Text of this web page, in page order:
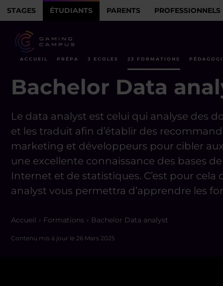
STAGES ÉTUDIANTS PARENTS PROFESSIONNELS
ACCUEIL PRÉPA 3 ECOLES 23 FORMATIONS
Bachelor Data
Le data analyst est celui qui analyse des
et les traduit afin d’établir des
marketing et développeurs pour cibler
une excellente connaissance des bases
Internet et de statistiques. C’est pour cela
analyst vous permettra d’apprendre les
Accueil Formations Bachelor Data analyst
Contenu mis à jour le 26 Mars 2025